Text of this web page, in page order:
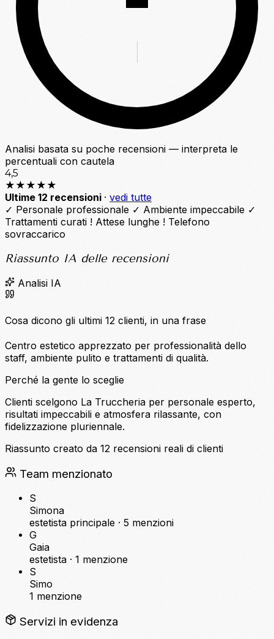
Analisi basata su poche recensioni — interpreta le
percentuali con cautela
4,5
★★★★★
Ultime 12 recensioni · vedi tutte
✓ Personale professionale ✓ Ambiente impeccabile ✓
Trattamenti curati ! Attese lunghe ! Telefono
sovraccarico
Riassunto IA delle recensioni
Analisi IA
Cosa dicono gli ultimi 12 clienti, in una frase
Centro estetico apprezzato per professionalità dello
staff, ambiente pulito e trattamenti di qualità.
Perché la gente lo sceglie
Clienti scelgono La Truccheria per personale esperto,
risultati impeccabili e atmosfera rilassante, con
fidelizzazione pluriennale.
Riassunto creato da 12 recensioni reali di clienti
Team menzionato
S
Simona
estetista principale · 5 menzioni
G
Gaia
estetista · 1 menzione
S
Simo
1 menzione
Servizi in evidenza